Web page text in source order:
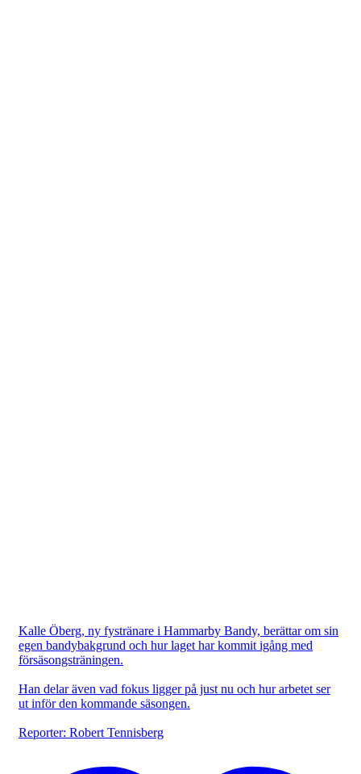
Kalle Öberg, ny fystränare i Hammarby Bandy, berättar om sin
egen bandybakgrund och hur laget har kommit igång med
försäsongsträningen.
Han delar även vad fokus ligger på just nu och hur arbetet ser
ut inför den kommande säsongen.
Reporter: Robert Tennisberg